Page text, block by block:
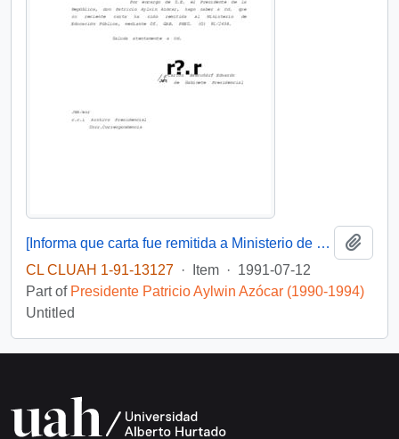
[Informa que carta fue remitida a Ministerio de Educación Pública, mediante Of. GAB. PRES. (0) 91/2438]
CL CLUAH 1-91-13127 · Item · 1991-07-12
Part of Presidente Patricio Aylwin Azócar (1990-1994)
Untitled